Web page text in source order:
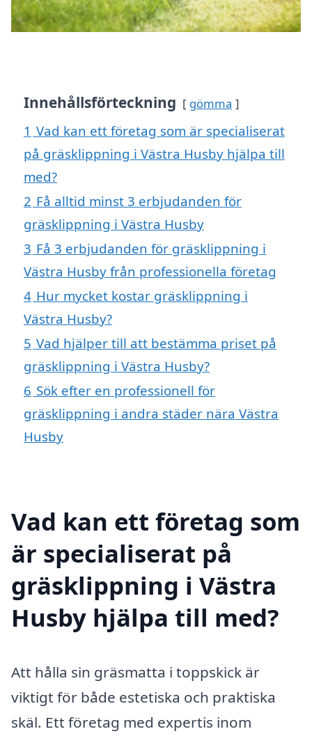
Innehållsförteckning gömma
1 Vad kan ett företag som är specialiserat
på gräsklippning i Västra Husby hjälpa till
med?
2 Få alltid minst 3 erbjudanden för
gräsklippning i Västra Husby
3 Få 3 erbjudanden för gräsklippning i
Västra Husby från professionella företag
4 Hur mycket kostar gräsklippning i
Västra Husby?
5 Vad hjälper till att bestämma priset på
gräsklippning i Västra Husby?
6 Sök efter en professionell för
gräsklippning i andra städer nära Västra
Husby
Vad kan ett företag som
är specialiserat på
gräsklippning i Västra
Husby hjälpa till med?
Att hålla sin gräsmatta i toppskick är
viktigt för både estetiska och praktiska
skäl. Ett företag med expertis inom